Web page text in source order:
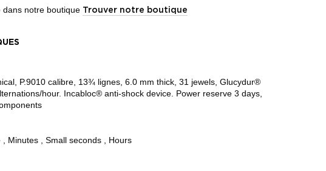
dans notre boutique Trouver notre boutique
P.9010 calibre, 13¾ lignes, 6.0 mm thick, 31 jewels, Glucydur®
hour. Incabloc® anti-shock device. Power reserve 3 days,
Minutes , Small seconds , Hours